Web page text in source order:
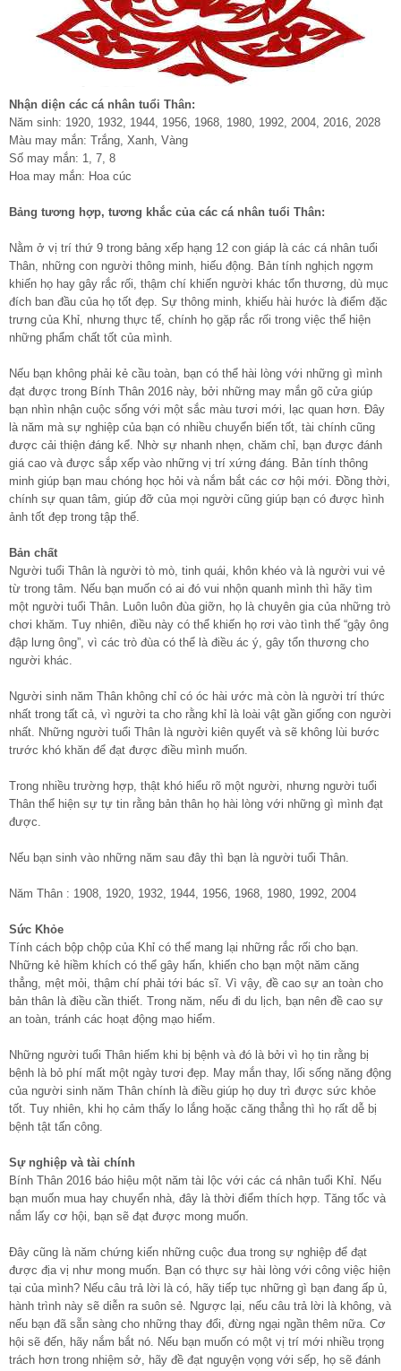
Nhận diện các cá nhân tuổi Thân:
Năm sinh: 1920, 1932, 1944, 1956, 1968, 1980, 1992, 2004, 2016, 2028
Màu may mắn: Trắng, Xanh, Vàng
Số may mắn: 1, 7, 8
Hoa may mắn: Hoa cúc
Bảng tương hợp, tương khắc của các cá nhân tuổi Thân:
Nằm ở vị trí thứ 9 trong bảng xếp hạng 12 con giáp là các cá nhân tuổi
Thân, những con người thông minh, hiếu động. Bản tính nghịch ngợm
khiến họ hay gây rắc rối, thậm chí khiến người khác tổn thương, dù mục
đích ban đầu của họ tốt đẹp. Sự thông minh, khiếu hài hước là điểm đặc
trưng của Khỉ, nhưng thực tế, chính họ gặp rắc rối trong việc thể hiện
những phẩm chất tốt của mình.
Nếu bạn không phải kẻ cầu toàn, bạn có thể hài lòng với những gì mình
đạt được trong Bính Thân 2016 này, bởi những may mắn gõ cửa giúp
bạn nhìn nhận cuộc sống với một sắc màu tươi mới, lạc quan hơn. Đây
là năm mà sự nghiệp của bạn có nhiều chuyển biến tốt, tài chính cũng
được cải thiện đáng kể. Nhờ sự nhanh nhẹn, chăm chỉ, bạn được đánh
giá cao và được sắp xếp vào những vị trí xứng đáng. Bản tính thông
minh giúp bạn mau chóng học hỏi và nắm bắt các cơ hội mới. Đồng thời,
chính sự quan tâm, giúp đỡ của mọi người cũng giúp bạn có được hình
ảnh tốt đẹp trong tập thể.
Bản chất
Người tuổi Thân là người tò mò, tinh quái, khôn khéo và là người vui vẻ
từ trong tâm. Nếu bạn muốn có ai đó vui nhộn quanh mình thì hãy tìm
một người tuổi Thân. Luôn luôn đùa giỡn, họ là chuyên gia của những trò
chơi khăm. Tuy nhiên, điều này có thể khiến họ rơi vào tình thế “gậy ông
đập lưng ông”, vì các trò đùa có thể là điều ác ý, gây tổn thương cho
người khác.
Người sinh năm Thân không chỉ có óc hài ước mà còn là người trí thức
nhất trong tất cả, vì người ta cho rằng khỉ là loài vật gần giống con người
nhất. Những người tuổi Thân là người kiên quyết và sẽ không lùi bước
trước khó khăn để đạt được điều mình muốn.
Trong nhiều trường hợp, thật khó hiểu rõ một người, nhưng người tuổi
Thân thể hiện sự tự tin rằng bản thân họ hài lòng với những gì mình đạt
được.
Nếu bạn sinh vào những năm sau đây thì bạn là người tuổi Thân.
Năm Thân : 1908, 1920, 1932, 1944, 1956, 1968, 1980, 1992, 2004
Sức Khỏe
Tính cách bộp chộp của Khỉ có thể mang lại những rắc rối cho bạn.
Những kẻ hiềm khích có thể gây hấn, khiến cho bạn một năm căng
thẳng, mệt mỏi, thậm chí phải tới bác sĩ. Vì vậy, đề cao sự an toàn cho
bản thân là điều cần thiết. Trong năm, nếu đi du lịch, bạn nên đề cao sự
an toàn, tránh các hoạt động mạo hiểm.
Những người tuổi Thân hiếm khi bị bệnh và đó là bởi vì họ tin rằng bị
bệnh là bỏ phí mất một ngày tươi đẹp. May mắn thay, lối sống năng động
của người sinh năm Thân chính là điều giúp họ duy trì được sức khỏe
tốt. Tuy nhiên, khi họ cảm thấy lo lắng hoặc căng thẳng thì họ rất dễ bị
bệnh tật tấn công.
Sự nghiệp và tài chính
Bính Thân 2016 báo hiệu một năm tài lộc với các cá nhân tuổi Khỉ. Nếu
bạn muốn mua hay chuyển nhà, đây là thời điểm thích hợp. Tăng tốc và
nắm lấy cơ hội, bạn sẽ đạt được mong muốn.
Đây cũng là năm chứng kiến những cuộc đua trong sự nghiệp để đạt
được địa vị như mong muốn. Bạn có thực sự hài lòng với công việc hiện
tại của mình? Nếu câu trả lời là có, hãy tiếp tục những gì bạn đang ấp ủ,
hành trình này sẽ diễn ra suôn sẻ. Ngược lại, nếu câu trả lời là không, và
nếu bạn đã sẵn sàng cho những thay đổi, đừng ngại ngần thêm nữa. Cơ
hội sẽ đến, hãy nắm bắt nó. Nếu bạn muốn có một vị trí mới nhiều trọng
trách hơn trong nhiệm sở, hãy đề đạt nguyện vọng với sếp, họ sẽ đánh